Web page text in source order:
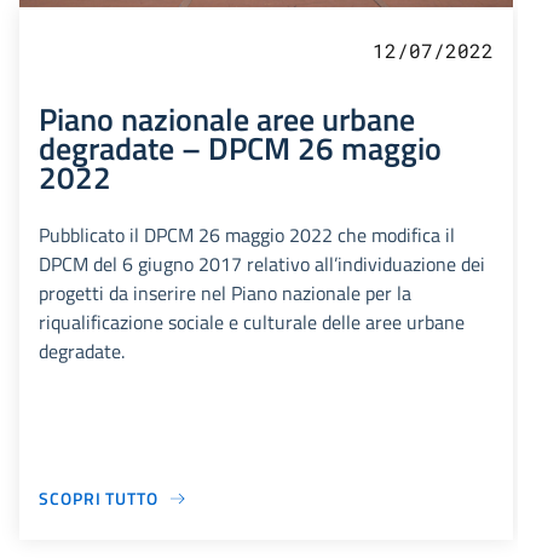
12/07/2022
Piano nazionale aree urbane
degradate – DPCM 26 maggio
2022
Pubblicato il DPCM 26 maggio 2022 che modifica il
DPCM del 6 giugno 2017 relativo all’individuazione dei
progetti da inserire nel Piano nazionale per la
riqualificazione sociale e culturale delle aree urbane
degradate.
SCOPRI TUTTO